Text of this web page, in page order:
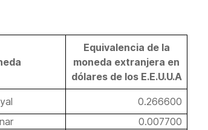
Equivalencia de la
moneda extranjera en
dólares de los E.E.U.U.A
0.266600
0.007700